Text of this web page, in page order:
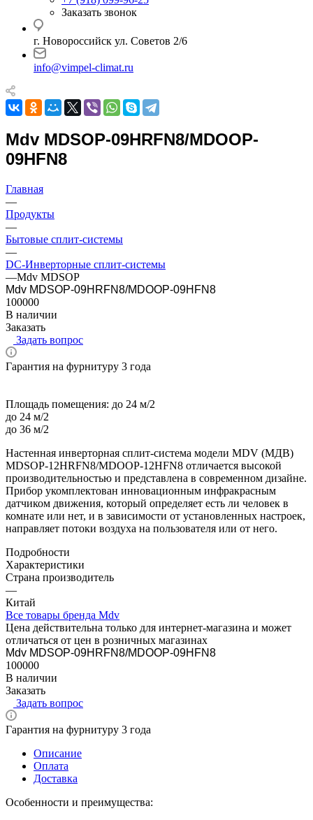
Заказать звонок
г. Новороссийск ул. Советов 2/6
info@vimpel-climat.ru
Mdv MDSOP-09HRFN8/MDOOP-
09HFN8
Главная
—
Продукты
—
Бытовые сплит-системы
—
DC-Инверторные сплит-системы
—Mdv MDSOP
Mdv MDSOP-09HRFN8/MDOOP-09HFN8
100000
В наличии
Заказать
Задать вопрос
Гарантия на фурнитуру 3 года
Площадь помещения: до 24 м/2
до 24 м/2
до 36 м/2
Настенная инверторная сплит-система модели MDV (МДВ)
MDSOP-12HRFN8/MDOOP-12HFN8 отличается высокой
производительностью и представлена в современном дизайне.
Прибор укомплектован инновационным инфракрасным
датчиком движения, который определяет есть ли человек в
комнате или нет, и в зависимости от установленных настроек,
направляет потоки воздуха на пользователя или от него.
Подробности
Характеристики
Страна производитель
—
Китай
Все товары бренда Mdv
Цена действительна только для интернет-магазина и может
отличаться от цен в розничных магазинах
Mdv MDSOP-09HRFN8/MDOOP-09HFN8
100000
В наличии
Заказать
Задать вопрос
Гарантия на фурнитуру 3 года
Описание
Оплата
Доставка
Особенности и преимущества: